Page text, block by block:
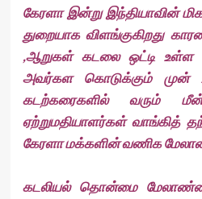
கேரளா இன்று இந்தியாவின்
துறையாக விளங்குகிறது
,ஆறுகள் கடலை ஒட்டி உள்ள
அவர்கள கொடுக்கும் முன்
கடற்கரைகளில் வரும்
ஏற்றுமதியாளர்கள் வாங்கித்
கேரளா மக்களின் வணிக
கடலியல் தொன்மை